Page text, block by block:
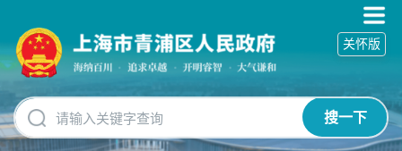
碍
操
明
跳
搜一下
关怀版